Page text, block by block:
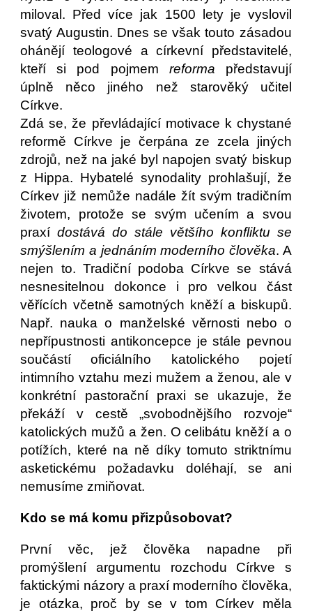
miloval. Před více jak 1500 lety je vyslovil
svatý Augustin. Dnes se však touto zásadou
ohánějí teologové a církevní představitelé,
kteří si pod pojmem reforma představují
úplně něco jiného než starověký učitel
Církve.
Zdá se, že převládající motivace k chystané
reformě Církve je čerpána ze zcela jiných
zdrojů, než na jaké byl napojen svatý biskup
z Hippa. Hybatelé synodality prohlašují, že
Církev již nemůže nadále žít svým tradičním
životem, protože se svým učením a svou
praxídostává do stále většího konfliktu se
smýšlením a jednáním moderního člověka. A
nejen to. Tradiční podoba Církve se stává
nesnesitelnou dokonce i pro velkou část
věřících včetně samotných kněží a biskupů.
Např. nauka o manželské věrnosti nebo o
nepřípustnosti antikoncepce je stále pevnou
součástí oficiálního katolického pojetí
intimního vztahu mezi mužem a ženou, ale v
konkrétní pastorační praxi se ukazuje, že
překáží v cestě „svobodnějšího rozvoje“
katolických mužů a žen. O celibátu kněží a o
potížích, které na ně díky tomuto striktnímu
asketickému požadavku doléhají, se ani
nemusíme zmiňovat.
Kdo se má komu přizpůsobovat?
První věc, jež člověka napadne při
promýšlení argumentu rozchodu Církve s
faktickými názory a praxí moderního člověka,
je otázka, proč by se v tom Církev měla